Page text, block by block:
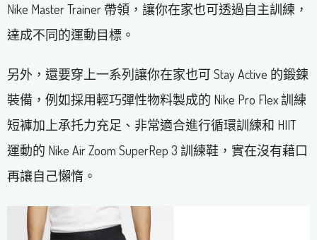
Nike Master Trainer 帶領，讓你在家也可透過自主訓練，
達成不同的運動目標。
另外，還要穿上一系列讓你在家也可 Stay Active 的鍛鍊
裝備，例如採用輕巧彈性物料製成的 Nike Pro Flex 訓練
短褲加上承托力充足、非常適合進行循環訓練和 HIIT
運動的 Nike Air Zoom SuperRep 3 訓練鞋，實在沒有藉口
再讓自己懶惰。